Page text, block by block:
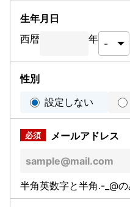
生年月日
西暦
年
性別
設定しない
メールアドレス
半角英数字と半角.-_@